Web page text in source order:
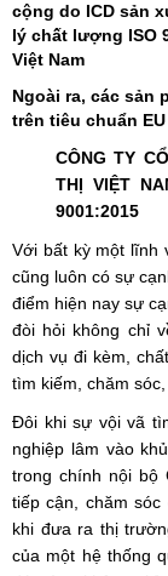
cộng do ICD sản
lý chất lượng ISO
Việt Nam
Ngoài ra, các sản
trên tiêu chuẩn EU
CÔNG TY
THỊ VIỆT
9001:2015
Với bất kỳ một lĩnh
cũng luôn có sự
điểm hiện nay sự
đòi hỏi không chỉ
dịch vụ đi kèm,
tìm kiếm, chăm
Đôi khi sự vội vã
nghiệp lâm vào
trong chính nội bộ
tiếp cận, chăm
khi đưa ra thị
của một hệ thống